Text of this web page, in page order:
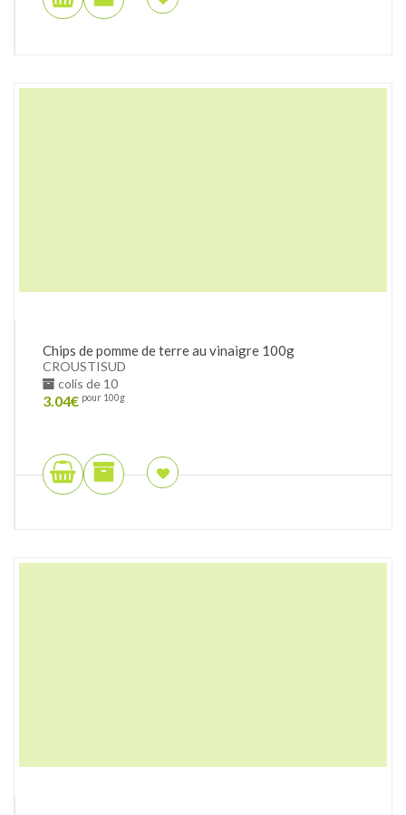
Chips de pomme de terre au vinaigre 100g
CROUSTISUD
colis de 10
3.04€ pour 100g